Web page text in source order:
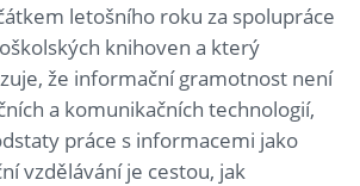
letošního roku za spolupráce
knihoven a který
že informační gramotnost není
a komunikačních technologií,
práce s informacemi jako
vzdělávání je cestou, jak